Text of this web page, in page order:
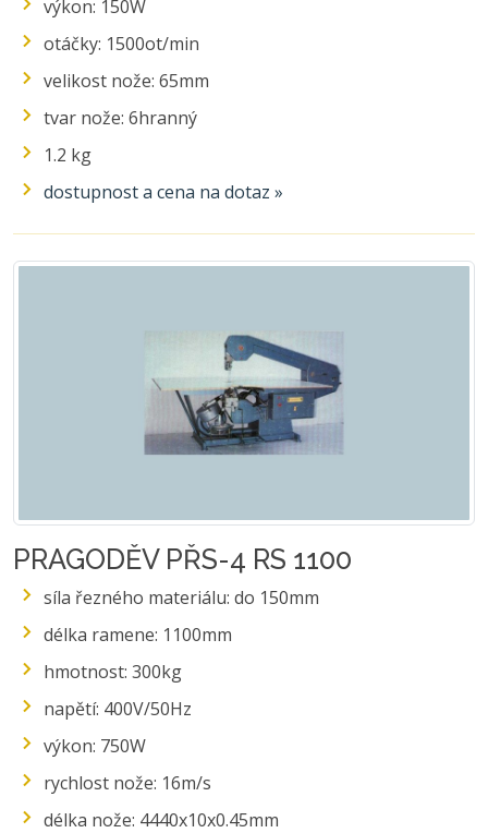
výkon: 150W
otáčky: 1500ot/min
velikost nože: 65mm
tvar nože: 6hranný
1.2 kg
dostupnost a cena na dotaz »
PRAGODĚV PŘS-4 RS 1100
síla řezného materiálu: do 150mm
délka ramene: 1100mm
hmotnost: 300kg
napětí: 400V/50Hz
výkon: 750W
rychlost nože: 16m/s
délka nože: 4440x10x0.45mm